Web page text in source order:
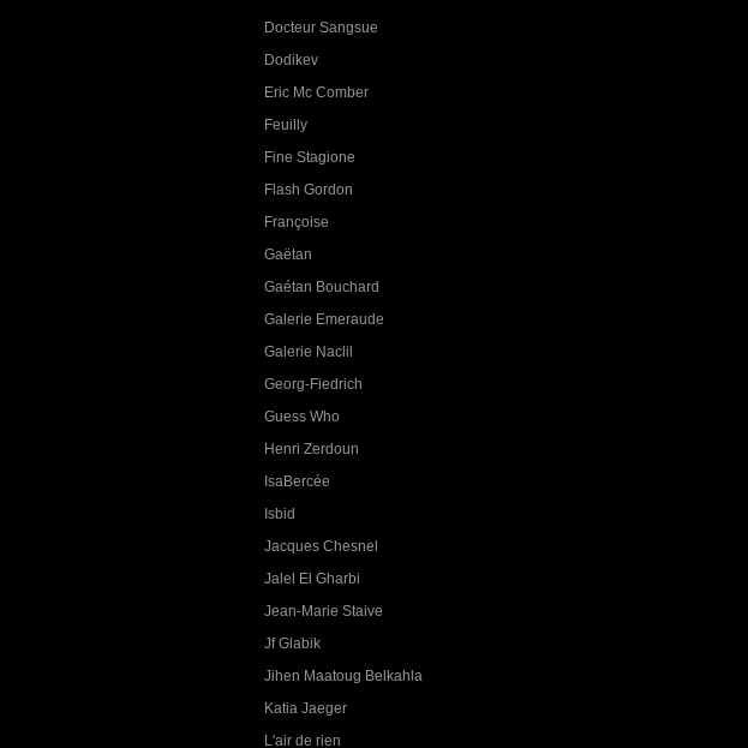
Docteur Sangsue
Dodikev
Eric Mc Comber
Feuilly
Fine Stagione
Flash Gordon
Françoise
Gaëtan
Gaétan Bouchard
Galerie Emeraude
Galerie Naclil
Georg-Fiedrich
Guess Who
Henri Zerdoun
IsaBercée
Isbid
Jacques Chesnel
Jalel El Gharbi
Jean-Marie Staive
Jf Glabik
Jihen Maatoug Belkahla
Katia Jaeger
L'air de rien